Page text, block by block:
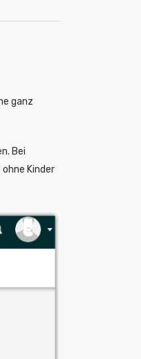
ganz
Bei
Kinder